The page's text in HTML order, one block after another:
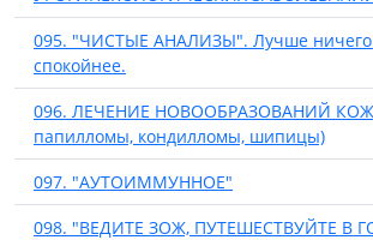
095. "ЧИСТЫЕ АНАЛИЗЫ". Лучше ничего
спокойнее.
096. ЛЕЧЕНИЕ НОВООБРАЗОВАНИЙ
папилломы, кондилломы, шипицы)
097. "АУТОИММУННОЕ"
098. "ВЕДИТЕ ЗОЖ, ПУТЕШЕСТВУЙТЕ В